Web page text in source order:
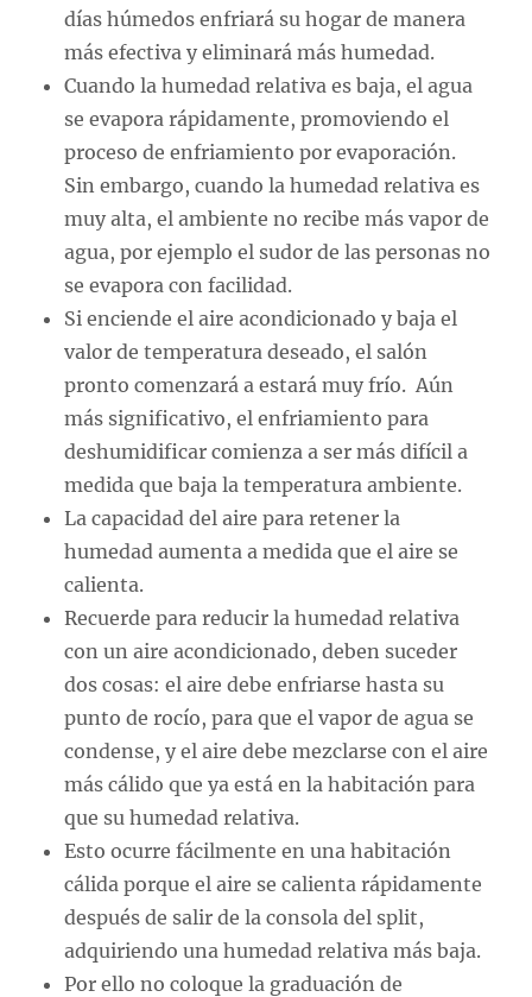
días húmedos enfriará su hogar de manera
más efectiva y eliminará más humedad.
Cuando la humedad relativa es baja, el agua
se evapora rápidamente, promoviendo el
proceso de enfriamiento por evaporación.
Sin embargo, cuando la humedad relativa es
muy alta, el ambiente no recibe más vapor de
agua, por ejemplo el sudor de las personas no
se evapora con facilidad.
Si enciende el aire acondicionado y baja el
valor de temperatura deseado, el salón
pronto comenzará a estará muy frío. Aún
más significativo, el enfriamiento para
deshumidificar comienza a ser más difícil a
medida que baja la temperatura ambiente.
La capacidad del aire para retener la
humedad aumenta a medida que el aire se
calienta.
Recuerde para reducir la humedad relativa
con un aire acondicionado, deben suceder
dos cosas: el aire debe enfriarse hasta su
punto de rocío, para que el vapor de agua se
condense, y el aire debe mezclarse con el aire
más cálido que ya está en la habitación para
que su humedad relativa.
Esto ocurre fácilmente en una habitación
cálida porque el aire se calienta rápidamente
después de salir de la consola del split,
adquiriendo una humedad relativa más baja.
Por ello no coloque la graduación de